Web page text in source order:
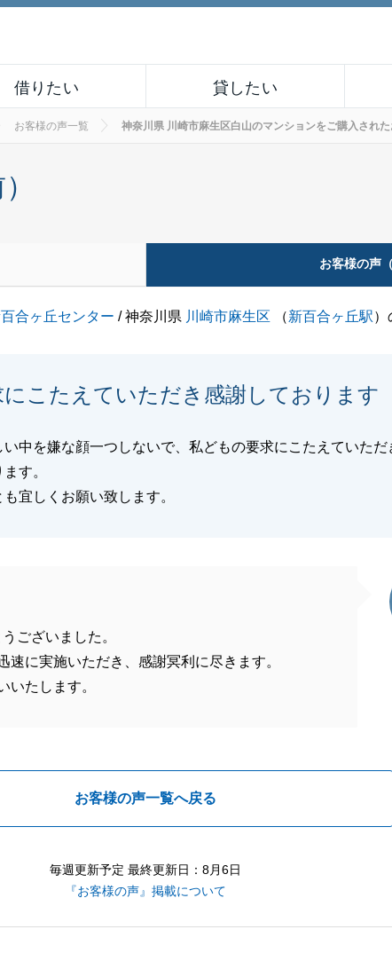
借りたい 貸したい
お客様の声一覧 神奈川県 川崎市麻生区白山のマンションをご購入され
お客様の声
合ヶ丘センター / 神奈川県 川崎市麻生区 （新百合ヶ丘駅）
にこたえていただき感謝しております
い中を嫌な顔一つしないで、私どもの要求にこたえていただ
す。
宜しくお願い致します。
ございました。
速に実施いただき、感謝冥利に尽きます。
いたします。
お客様の声一覧へ戻る
毎週更新予定 最終更新日：8月6日
『お客様の声』掲載について